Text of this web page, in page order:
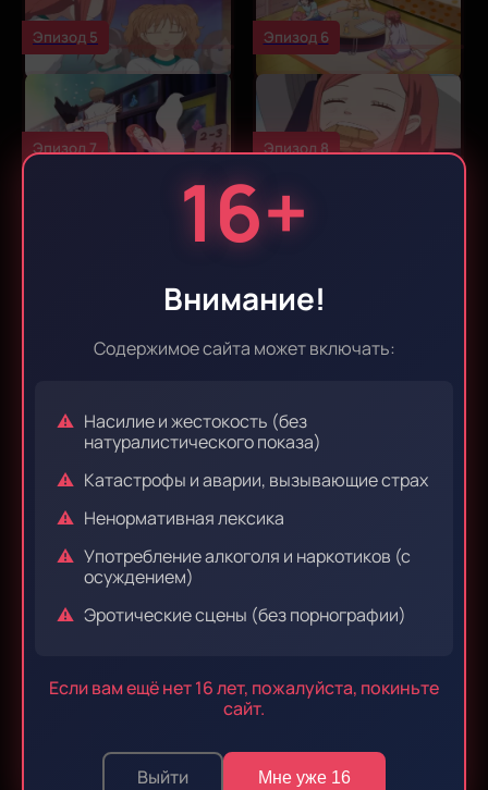
16+
Внимание!
Содержимое сайта может включать:
Насилие и жестокость (без
натуралистического показа)
Катастрофы и аварии, вызывающие страх
Ненормативная лексика
Употребление алкоголя и наркотиков (с
осуждением)
Эротические сцены (без порнографии)
Если вам ещё нет 16 лет, пожалуйста, покиньте
сайт.
Выйти Мне уже 16
Эпизод 5 Эпизод 6
Эпизод 7 Эпизод 8
Эпизод 13 Эпизод 14
Эпизод 18